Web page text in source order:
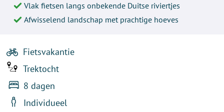
Vlak fietsen langs onbekende Duitse riviertjes
Afwisselend landschap met prachtige hoeves
Fietsvakantie
Trektocht
8 dagen
Individueel